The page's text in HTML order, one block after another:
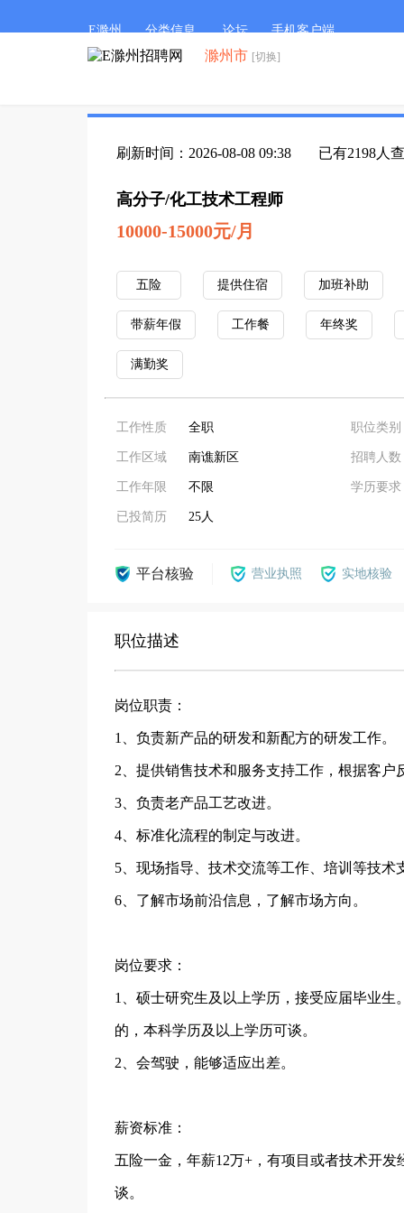
E滁州 分类信息 论坛 手机客户端
滁州市 [切换]
刷新时间：2026-08-08 09:38 已有2198人
高分子/化工技术工程师
10000-15000元/月
五险 提供住宿 加班补助
带薪年假 工作餐 年终奖
满勤奖
工作性质 全职
工作区域 南谯新区
工作年限 不限
已投简历 25人
职位类别
招聘人数
学历要求
平台核验 营业执照 实地核验
职位描述
岗位职责：
1、负责新产品的研发和新配方的研发工作。
2、提供销售技术和服务支持工作，根据客户
3、负责老产品工艺改进。
4、标准化流程的制定与改进。
5、现场指导、技术交流等工作、培训等技术
6、了解市场前沿信息，了解市场方向。
岗位要求：
1、硕士研究生及以上学历，接受应届毕业
的，本科学历及以上学历可谈。
2、会驾驶，能够适应出差。
薪资标准：
五险一金，年薪12万+，有项目或者技术开
谈。